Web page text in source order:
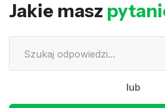
Jakie masz
lub